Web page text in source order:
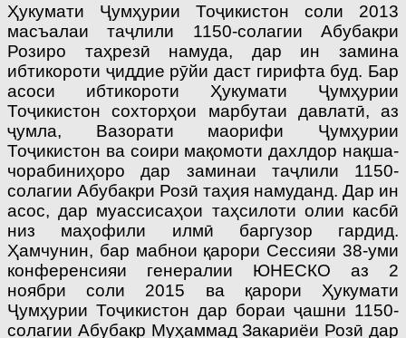
Ҳукумати Ҷумҳурии Тоҷикистон соли 2013
масъалаи таҷлили 1150-солагии Абубакри
Розиро таҳрезӣ намуда, дар ин замина
ибтикороти ҷиддие рӯйи даст гирифта буд. Бар
асоси ибтикороти Ҳукумати Ҷумҳурии
Тоҷикистон сохторҳои марбутаи давлатӣ, аз
ҷумла, Вазорати маорифи Ҷумҳурии
Тоҷикистон ва соири мақомоти дахлдор нақша-
чорабиниҳоро дар заминаи таҷлили 1150-
солагии Абубакри Розӣ таҳия намуданд. Дар ин
асос, дар муассисаҳои таҳсилоти олии касбӣ
низ маҳофили илмӣ баргузор гардид.
Ҳамчунин, бар мабнои қарори Сессияи 38-уми
конференсияи генералии ЮНЕСКО аз 2
ноябри соли 2015 ва қарори Ҳукумати
Ҷумҳурии Тоҷикистон дар бораи ҷашни 1150-
солагии Абубакр Муҳаммад Закариёи Розӣ дар